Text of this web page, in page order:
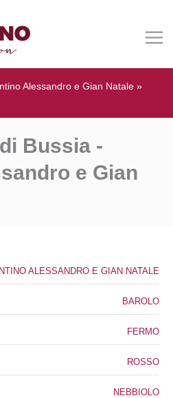
Alessandro e Gian Natale »
Bussia -
e Gian
ALESSANDRO E GIAN NATALE
BAROLO
FERMO
ROSSO
NEBBIOLO